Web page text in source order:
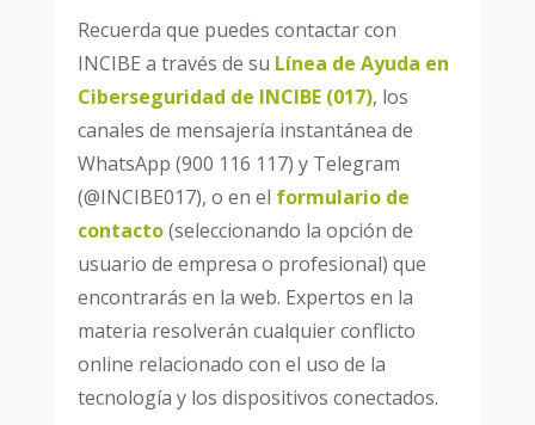
Recuerda que puedes contactar con
INCIBE a través de su Línea de Ayuda en
Ciberseguridad de INCIBE (017), los
canales de mensajería instantánea de
WhatsApp (900 116 117) y Telegram
(@INCIBE017), o en el formulario de
contacto(seleccionando la opción de
usuario de empresa o profesional) que
encontrarás en la web. Expertos en la
materia resolverán cualquier conflicto
online relacionado con el uso de la
tecnología y los dispositivos conectados.